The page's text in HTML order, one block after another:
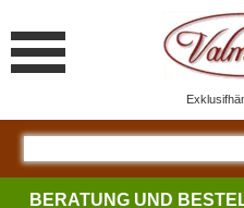
BERATUNG UND